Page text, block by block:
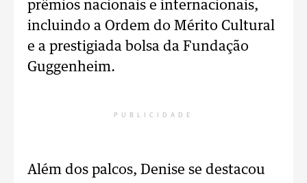
prêmios nacionais e internacionais,
incluindo a Ordem do Mérito Cultural
e a prestigiada bolsa da Fundação
Guggenheim.
PUBLICIDADE
Além dos palcos, Denise se destacou